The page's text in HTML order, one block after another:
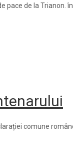
de la Trianon.
comune